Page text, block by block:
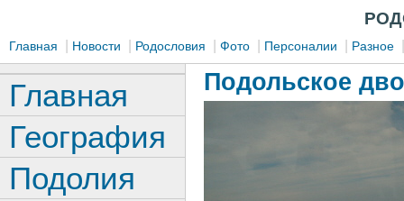
Главная Новости Родословия Фото Персоналии Разное
Подольское
Главная
География
Подолия